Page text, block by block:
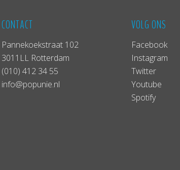
CONTACT
Pannekoekstraat 102
3011LL Rotterdam
(010) 412 34 55
info@popunie.nl
VOLG ONS
Facebook
Instagram
Twitter
Youtube
Spotify